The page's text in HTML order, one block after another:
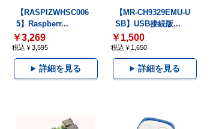
【RASPIZWHSC006
5】Raspberr...
￥3,269
税込￥3,595
詳細を見る
【MR-CH9329EMU-U
SB】USB接続版...
￥1,500
税込￥1,650
詳細を見る